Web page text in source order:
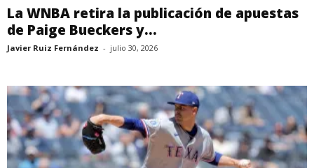
La WNBA retira la publicación de apuestas
de Paige Bueckers y...
Javier Ruiz Fernández - julio 30, 2026